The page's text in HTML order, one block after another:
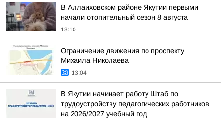
В Аллаиховском районе Якутии первыми
начали отопительный сезон 8 августа
13:10
Ограничение движения по проспекту
Михаила Николаева
13:04
В Якутии начинает работу Штаб по
трудоустройству педагогических работников
на 2026/2027 учебный год